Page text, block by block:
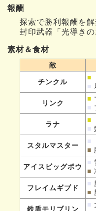
報酬
探索で勝利報酬を
封印武器「光導き
素材＆食材
敵
チンクル
■
■
リンク
■
■
ラナ
■
■
スタルマスター
■
■
アイスビッグポウ
■
■
フレイムギブド
■
■
鉄盾モリブリン
■